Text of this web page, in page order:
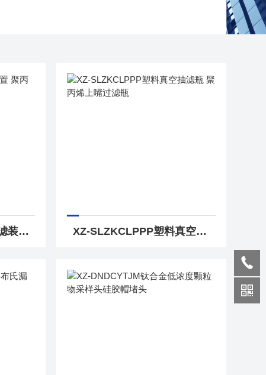
XZ-SLCLZZPP塑料抽滤装置 聚丙烯过滤器 XZ-SLZKCLPPP塑料真空抽滤瓶 聚丙烯上嘴过滤瓶